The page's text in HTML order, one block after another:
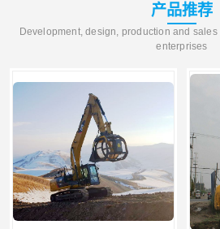
产品推荐
Development, design, production and
enterprises